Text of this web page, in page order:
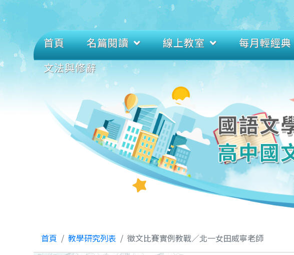
首頁 名篇閱讀 線上教室 每月輕經典
文法與修辭
首頁 教學研究列表 徵文比賽實例教戰／北一女田威寧老師